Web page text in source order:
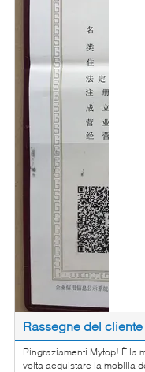
Rassegne del cliente
Ringraziamenti Mytop! È la
volta acquistare la mobilia